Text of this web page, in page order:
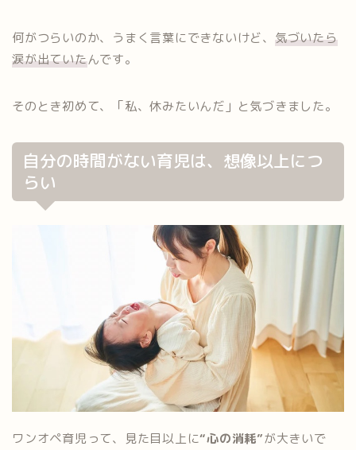
何がつらいのか、うまく言葉にできないけど、 気づいたら
涙が出ていたんです。
そのとき初めて、「私、休みたいんだ」と気づきました。
自分の時間がない育児は、想像以上につ
らい
ワンオペ育児って、見た目以上に“心の消耗”が大きいで